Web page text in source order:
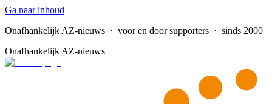
Ga naar inhoud
Onafhankelijk AZ-nieuws · voor en door supporters · sinds 2000
Onafhankelijk AZ-nieuws